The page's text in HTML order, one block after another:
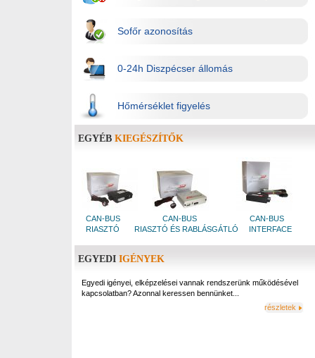
Sofőr azonosítás
0-24h Diszpécser állomás
Hőmérséklet figyelés
EGYÉBKIEGÉSZÍTŐK
CAN-BUS CAN-BUS
CAN-BUS
RIASZTÓ
RIASZTÓ ÉS RABLÁSGÁTLÓ INTERFACE
EGYEDIIGÉNYEK
Egyedi igényei, elképzelései vannak rendszerünk működésével
kapcsolatban? Azonnal keressen bennünket...
részletek